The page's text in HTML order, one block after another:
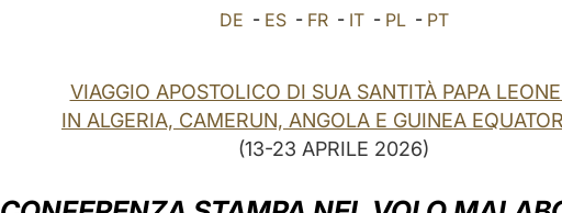
DE - ES- FR- IT- PL- PT
VIAGGIO APOSTOLICO DI SUA SANTITÀ PAPA
IN ALGERIA, CAMERUN, ANGOLA E GUINEA
(13-23 APRILE 2026)